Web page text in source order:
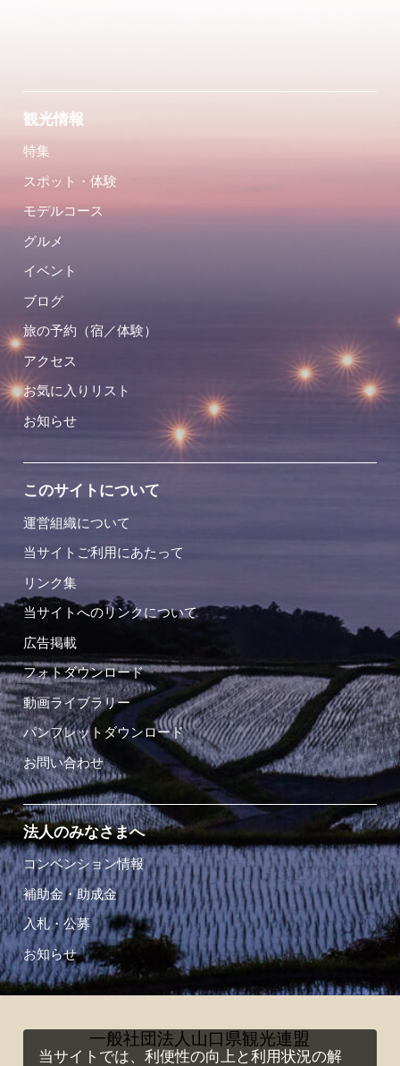
観光情報
特集
スポット・体験
モデルコース
グルメ
イベント
ブログ
旅の予約（宿／体験）
アクセス
お気に入りリスト
お知らせ
このサイトについて
運営組織について
当サイトご利用にあたって
リンク集
当サイトへのリンクについて
広告掲載
フォトダウンロード
動画ライブラリー
パンフレットダウンロード
お問い合わせ
法人のみなさまへ
コンベンション情報
補助金・助成金
入札・公募
お知らせ
一般社団法人山口県観光連盟
当サイトでは、利便性の向上と利用状況の解